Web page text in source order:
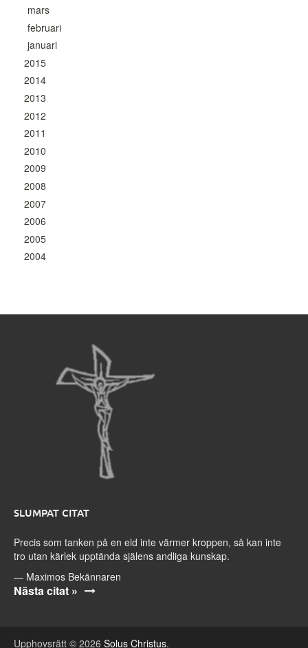
mars
februari
januari
2015
2014
2013
2012
2011
2010
2009
2008
2007
2006
2005
2004
SLUMPAT CITAT
Precis som tanken på en eld inte värmer kroppen, så kan inte
tro utan kärlek upptända själens andliga kunskap.
— Maximos Bekännaren
Nästa citat »
Upphovsrätt © 2026 Solus Christus.